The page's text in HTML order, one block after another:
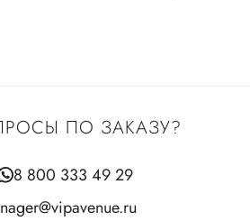
ПО ЗАКАЗУ?
8 800 333 49 29